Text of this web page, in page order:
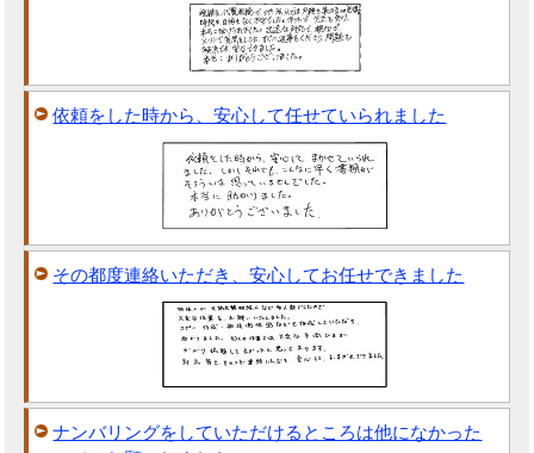
依頼をした時から、安心して任せていられました
その都度連絡いただき、安心してお任せできました
ナンバリングをしていただけるところは他になかった